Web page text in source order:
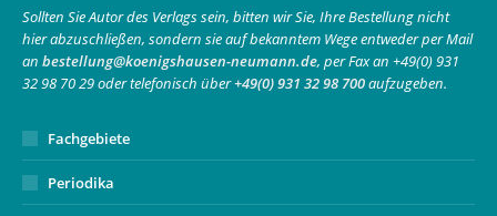
in
new
window
in
new
window
opens
in
new
window
Sollten Sie Autor des Verlags sein, bitten wir Sie, Ihre Bestellung nicht
hier abzuschließen, sondern sie auf bekanntem Wege entweder per Mail
an bestellung@koenigshausen-neumann.de, per Fax an +49(0) 931
32 98 70 29 oder telefonisch über+49(0) 931 32 98 700aufzugeben.
Fachgebiete
Periodika